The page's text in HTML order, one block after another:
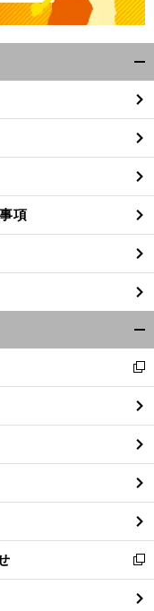
前
へ
閉
る
項
閉
る
新
し
い
ウ
ィ
ン
ド
ウ
で
開
く
新
し
い